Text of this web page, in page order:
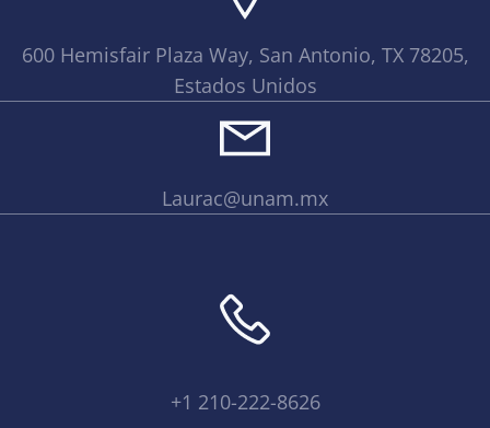
600 Hemisfair Plaza Way, San Antonio, TX 78205,
Estados Unidos
Laurac@unam.mx
+1 210-222-8626